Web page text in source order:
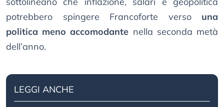
potrebbero spingere Francoforte verso una
politica meno accomodante nella seconda metà
dell’anno.
LEGGI ANCHE